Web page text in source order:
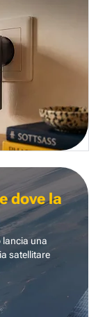
dove la
lancia una
satellitare